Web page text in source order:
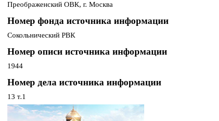
Преображенский ОВК, г. Москва
Номер фонда источника информации
Сокольнический РВК
Номер описи источника информации
1944
Номер дела источника информации
13 т.1